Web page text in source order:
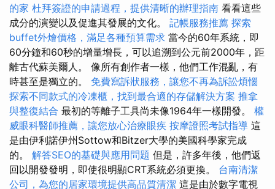
的家 杜拜簽證的申請過程，提供清晰的辦理指南 看看這些
成分的演變以及促進其發展的文化。 記帳服務推薦 探索
buffet外燴價格，滿足各種預算需求 當今的60年系統，即
60分鐘和60秒的增量增長，可以追溯到公元前2000年，距
離古代蘇美爾人。 像所有創作者一樣，他們工作混亂，有
時甚至是獨立的。 免費寫訴狀服務，讓您不再為訴訟煩惱
探索不同款式的冷凍櫃，找到最合適的存儲解決方案 推拿
與整復結合 最初的等離子工具尚未像1964年一樣開發。 權
威眼科醫師推薦，讓您放心治療眼疾 按摩證照考試指導 這
是由伊利諾伊州Sottow和Bitzer大學的美國科學家完成
的。 解答SEO的基礎與應用問題 但是，許多年後，他們返
回以開發發明，即使很明顯CRT系統必須更換。 台南清潔
公司，為您的居家環境提供高品質清潔 這是由於數字電視